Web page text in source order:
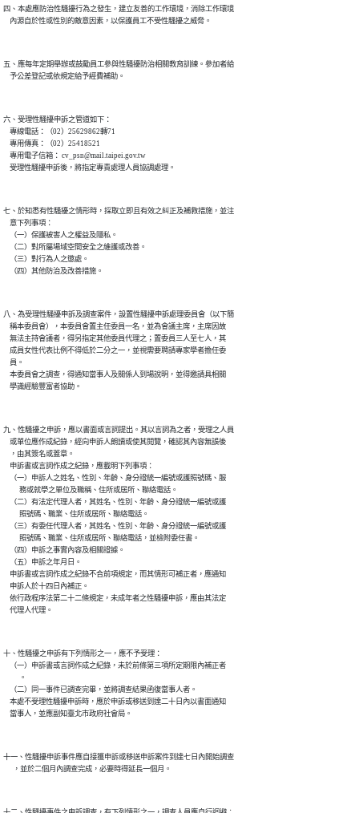
四、本處應防治性騷擾行為之發生，建立友善的工作環境，消除工作環境
五、應每年定期舉辦或鼓勵員工參與性騷擾防治相關教育訓練。參加者給
六、受理性騷擾申訴之管道如下：
    專線電話：（02）25629862轉71
    專用傳真：（02）25418521
    專用電子信箱： cv_psn@mail.taipei.gov.tw
七、於知悉有性騷擾之情形時，採取立即且有效之糾正及補救措施，並注
    意下列事項：
    （一）保護被害人之權益及隱私。
    （二）對所屬場域空間安全之維護或改善。
    （三）對行為人之懲處。
八、為受理性騷擾申訴及調查案件，設置性騷擾申訴處理委員會（以下簡
    稱本委員會），本委員會置主任委員一名，並為會議主席，主席因故
    無法主持會議者，得另指定其他委員代理之；置委員三人至七人，其
    成員女性代表比例不得低於二分之一，並視需要聘請專家學者擔任委
    員。
    本委員會之調查，得通知當事人及關係人到場說明，並得邀請具相關
九、性騷擾之申訴，應以書面或言詞提出。其以言詞為之者，受理之人員
    或單位應作成紀錄，經向申訴人朗讀或使其閱覽，確認其內容無誤後
    ，由其簽名或蓋章。
    申訴書或言詞作成之紀錄，應載明下列事項：
    （一）申訴人之姓名、性別、年齡、身分證統一編號或護照號碼、服
          務或就學之單位及職稱、住所或居所、聯絡電話。
    （二）有法定代理人者，其姓名、性別、年齡、身分證統一編號或護
          照號碼、職業、住所或居所、聯絡電話。
    （三）有委任代理人者，其姓名、性別、年齡、身分證統一編號或護
          照號碼、職業、住所或居所、聯絡電話，並檢附委任書。
    （四）申訴之事實內容及相關證據。
    （五）申訴之年月日。
    申訴書或言詞作成之紀錄不合前項規定，而其情形可補正者，應通知
    申訴人於十四日內補正。
    依行政程序法第二十二條規定，未成年者之性騷擾申訴，應由其法定
十、性騷擾之申訴有下列情形之一，應不予受理：
    （一）申訴書或言詞作成之紀錄，未於前條第三項所定期限內補正者
          。
    （二）同一事件已調查完畢，並將調查結果函復當事人者。
    本處不受理性騷擾申訴時，應於申訴或移送到達二十日內以書面通知
十一、性騷擾申訴事件應自接獲申訴或移送申訴案件到達七日內開始調查